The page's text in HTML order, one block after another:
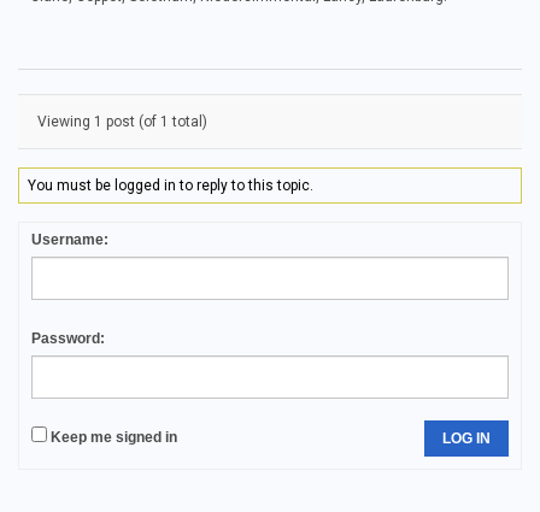
Viewing 1 post (of 1 total)
You must be logged in to reply to this topic.
Username:
Password:
Keep me signed in LOG IN